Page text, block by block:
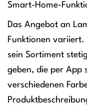
Smart-Home-
Das Angebot an
Funktionen variiert.
sein Sortiment
geben, die per App
verschiedenen